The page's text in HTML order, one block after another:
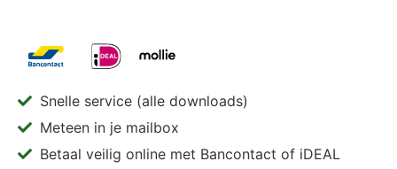
Snelle service (alle downloads)
Meteen in je mailbox
Betaal veilig online met Bancontact of iDEAL